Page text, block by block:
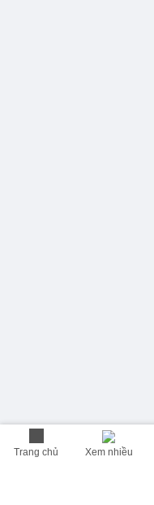
Trang chủ Xem nhiều